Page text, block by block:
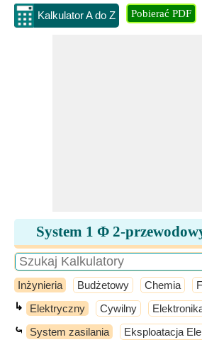
Kalkulator A do Z Pobierać PDF
System 1 Φ 2-
Inżynieria Budżetowy Chemia
↳ Elektryczny Cywilny
⤿ System zasilania Eksploatacja